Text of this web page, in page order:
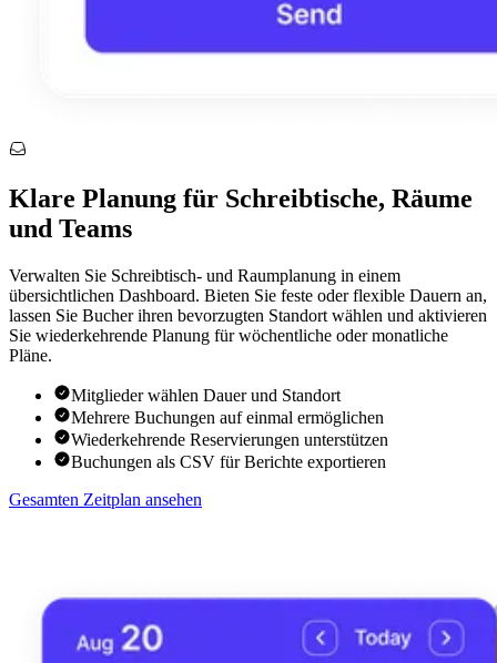
Klare Planung für Schreibtische, Räume
und Teams
Verwalten Sie Schreibtisch- und Raumplanung in einem
übersichtlichen Dashboard. Bieten Sie feste oder flexible Dauern an,
lassen Sie Bucher ihren bevorzugten Standort wählen und aktivieren
Sie wiederkehrende Planung für wöchentliche oder monatliche
Pläne.
Mitglieder wählen Dauer und Standort
Mehrere Buchungen auf einmal ermöglichen
Wiederkehrende Reservierungen unterstützen
Buchungen als CSV für Berichte exportieren
Gesamten Zeitplan ansehen